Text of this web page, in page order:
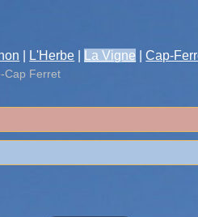
L'Herbe La Vigne Cap-
Cap Ferret